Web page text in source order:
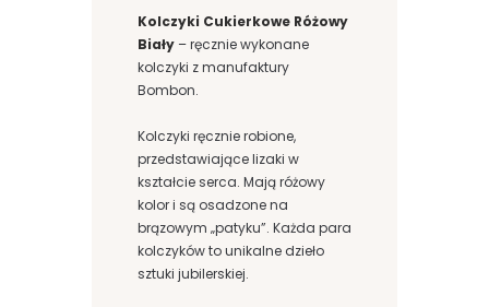
Kolczyki Cukierkowe Różowy
Biały – ręcznie wykonane
kolczyki z manufaktury
Bombon.
Kolczyki ręcznie robione,
przedstawiające lizaki w
kształcie serca. Mają różowy
kolor i są osadzone na
brązowym „patyku”. Każda para
kolczyków to unikalne dzieło
sztuki jubilerskiej.